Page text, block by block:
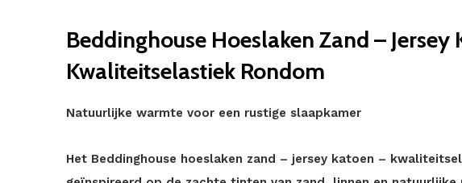
Beddinghouse Hoeslaken Zand – Jersey
Kwaliteitselastiek Rondom
Natuurlijke warmte voor een rustige slaapkamer
Het Beddinghouse hoeslaken zand – jersey katoen –